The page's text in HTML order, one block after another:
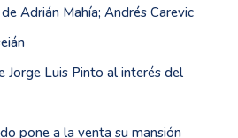
Adrián Mahía; Andrés Carevic
Jorge Luis Pinto al interés del
pone a la venta su mansión